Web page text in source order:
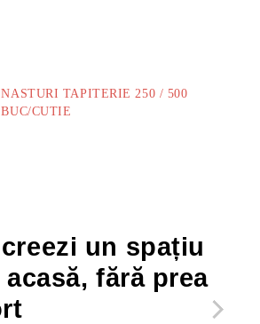
NASTURI TAPITERIE 250 / 500
BUC/CUTIE
un spațiu
fără prea